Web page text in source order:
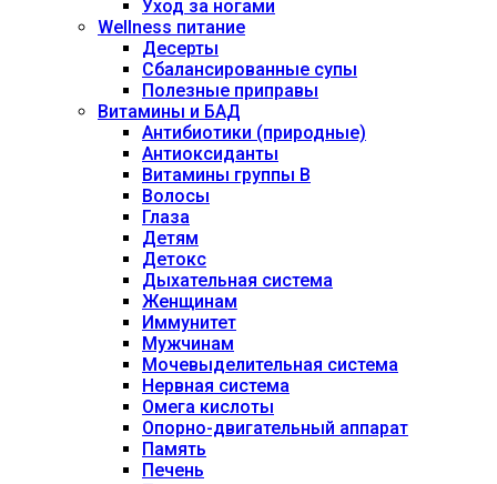
Уход за ногами
Wellness питание
Десерты
Сбалансированные супы
Полезные приправы
Витамины и БАД
Антибиотики (природные)
Антиоксиданты
Витамины группы В
Волосы
Глаза
Детям
Детокс
Дыхательная система
Женщинам
Иммунитет
Мужчинам
Мочевыделительная система
Нервная система
Омега кислоты
Опорно-двигательный аппарат
Память
Печень